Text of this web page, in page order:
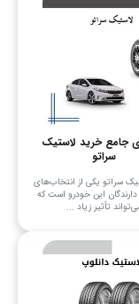
جامع خرید لاستیک
سراتو
سراتو یکی از انتخاب‌های
این خودرو است که
تأثیر زیاد ...